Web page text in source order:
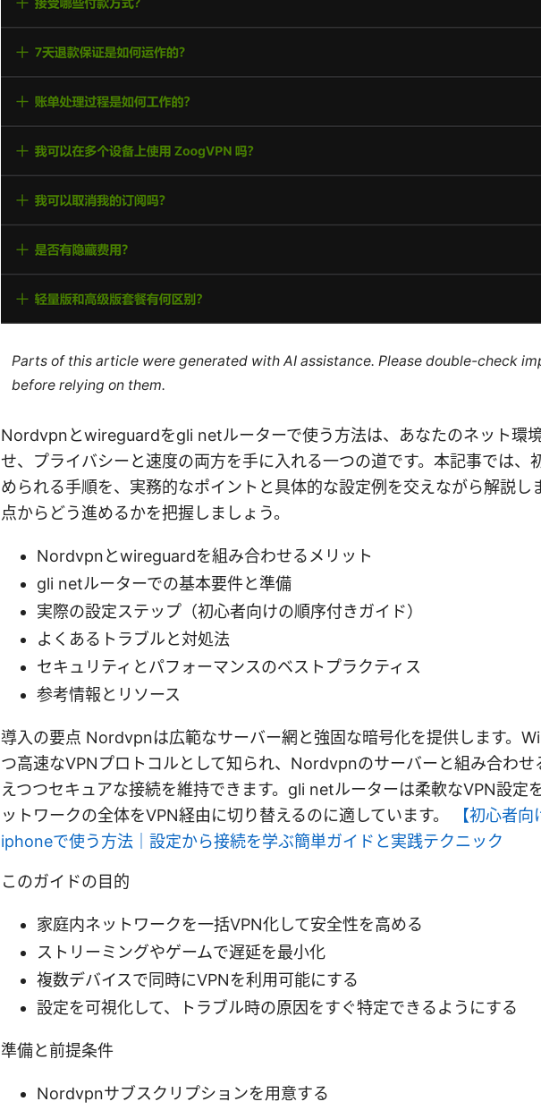
Parts of this article were generated with AI assistance. Please double-check
before relying on them.
Nordvpnとwireguardをgli netルーターで使う方法は、あなたのネット環
せ、プライバシーと速度の両方を手に入れる一つの道です。本記事では、
められる手順を、実務的なポイントと具体的な設定例を交えながら解説し
点からどう進めるかを把握しましょう。
Nordvpnとwireguardを組み合わせるメリット
gli netルーターでの基本要件と準備
実際の設定ステップ（初心者向けの順序付きガイド）
よくあるトラブルと対処法
セキュリティとパフォーマンスのベストプラクティス
参考情報とリソース
導入の要点 Nordvpnは広範なサーバー網と強固な暗号化を提供します。
つ高速なVPNプロトコルとして知られ、Nordvpnのサーバーと組み合わせ
えつつセキュアな接続を維持できます。gli netルーターは柔軟なVPN設定
ットワークの全体をVPN経由に切り替えるのに適しています。
【初心者
iphoneで使う方法｜設定から接続を学ぶ簡単ガイドと実践テクニック
このガイドの目的
家庭内ネットワークを一括VPN化して安全性を高める
ストリーミングやゲームで遅延を最小化
複数デバイスで同時にVPNを利用可能にする
設定を可視化して、トラブル時の原因をすぐ特定できるようにする
準備と前提条件
Nordvpnサブスクリプションを用意する